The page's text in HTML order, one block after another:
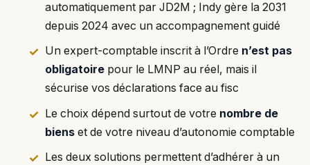
automatiquement par JD2M ; Indy gère la 2031
depuis 2024 avec un accompagnement guidé
Un expert-comptable inscrit à l’Ordre n’est pas
obligatoirepour le LMNP au réel, mais il
sécurise vos déclarations face au fisc
Le choix dépend surtout de votre nombre de
bienset de votre niveau d’autonomie comptable
Les deux solutions permettent d’adhérer à un